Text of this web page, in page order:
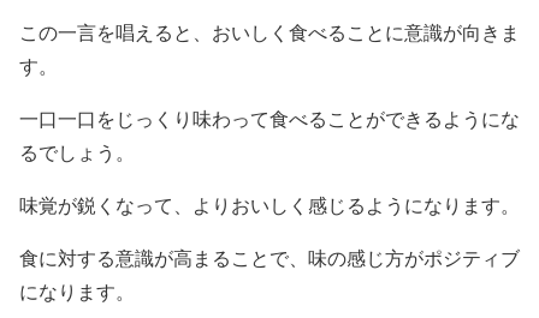
この一言を唱えると、おいしく食べることに意識が向きま
す。
一口一口をじっくり味わって食べることができるようにな
るでしょう。
味覚が鋭くなって、よりおいしく感じるようになります。
食に対する意識が高まることで、味の感じ方がポジティブ
になります。